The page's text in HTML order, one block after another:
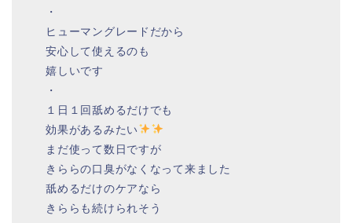
・
ヒューマングレードだから
安心して使えるのも
嬉しいです
・
１日１回舐めるだけでも
効果があるみたい
まだ使って数日ですが
きららの口臭がなくなって来ました
舐めるだけのケアなら
きららも続けられそう